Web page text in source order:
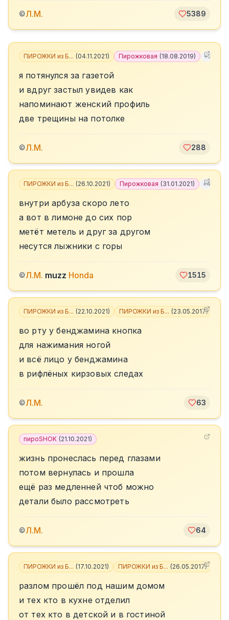
©Л.М. 5389
ПИРОЖКИ из Б... (04.11.2021) Пирожковая (18.08.2019) +3
я потянулся за газетой
и вдруг застыл увидев как
напоминают женский профиль
две трещины на потолке
©Л.М. 288
ПИРОЖКИ из Б... (26.10.2021) Пирожковая (31.01.2021) +4
внутри арбуза скоро лето
а вот в лимоне до сих пор
метёт метель и друг за другом
несутся лыжники с горы
©Л.М. muzz Honda 1515
ПИРОЖКИ из Б... (22.10.2021) ПИРОЖКИ из Б... (23.05.2017)
во рту у бенджамина кнопка
для нажимания ногой
и всё лицо у бенджамина
в рифлёных кирзовых следах
©Л.М. 63
пироSHOK (21.10.2021)
жизнь пронеслась перед глазами
потом вернулась и прошла
ещё раз медленней чтоб можно
детали было рассмотреть
©Л.М. 64
ПИРОЖКИ из Б... (17.10.2021) ПИРОЖКИ из Б... (26.05.2017)
разлом прошёл под нашим домом
и тех кто в кухне отделил
от тех кто в детской и в гостиной